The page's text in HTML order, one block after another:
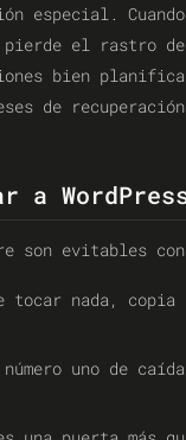
especial.
el rastro
bien
de
a
son evitables
tocar nada,
uno de